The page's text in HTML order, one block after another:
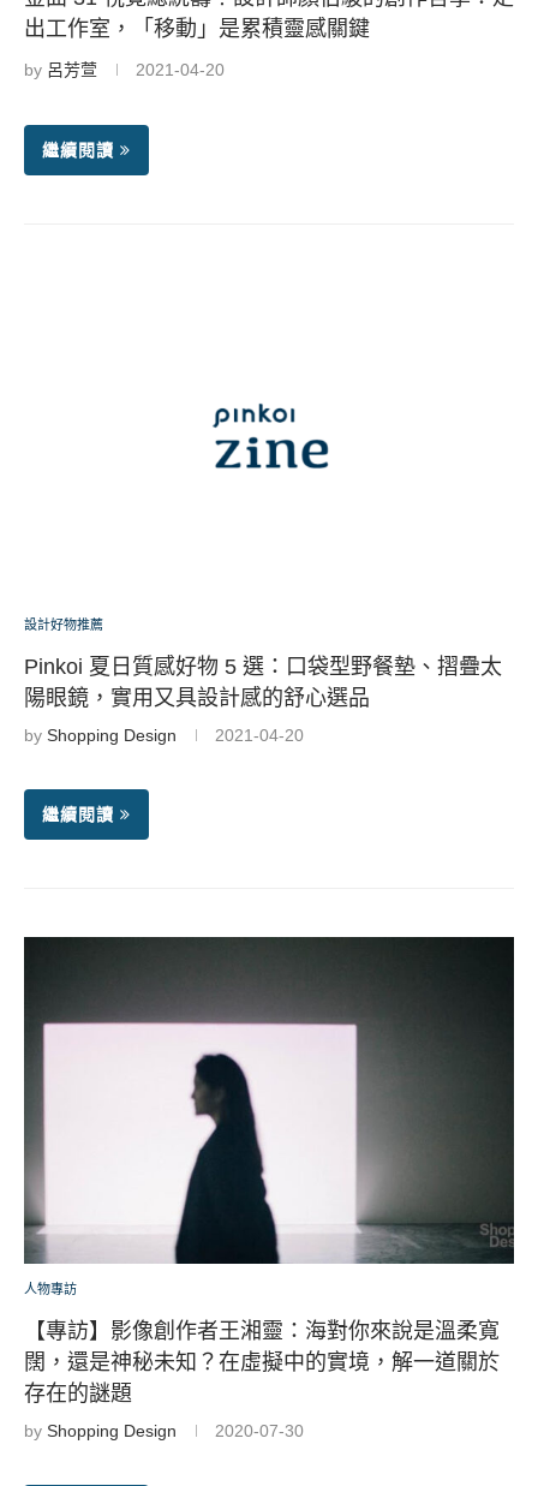
出工作室，「移動」是累積靈感關鍵
by 呂芳萱 2021-04-20
繼續閱讀
設計好物推薦
Pinkoi 夏日質感好物 5 選：口袋型野餐墊、摺疊太
陽眼鏡，實用又具設計感的舒心選品
by Shopping Design 2021-04-20
繼續閱讀
人物專訪
【專訪】影像創作者王湘靈：海對你來說是溫柔寬
闊，還是神秘未知？在虛擬中的實境，解一道關於
存在的謎題
by Shopping Design 2020-07-30